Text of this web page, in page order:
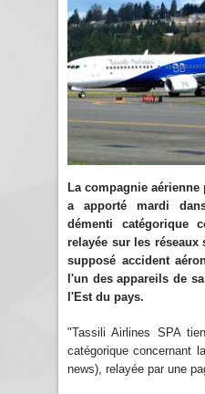
La compagnie
a apporté mardi
démenti catégorique
relayée sur les
supposé accident
l'un des appareils de
l'Est du pays.
"Tassili Airlines SPA
catégorique concernant
news), relayée par une